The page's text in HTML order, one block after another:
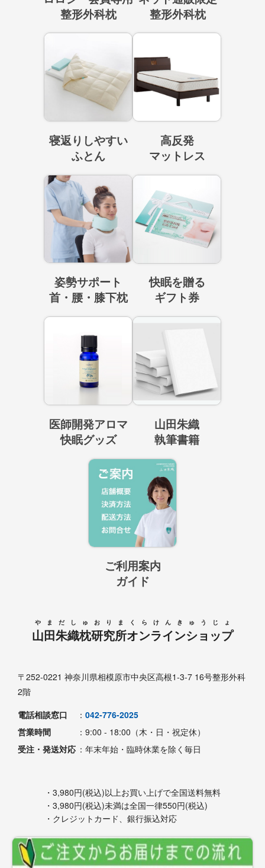
整形外科枕
整形外科枕
寝返りしやすい
ふとん
高反発
マットレス
姿勢サポート
首・腰・膝下枕
快眠を贈る
ギフト券
医師開発アロマ
快眠グッズ
山田朱織
執筆書籍
ご利用案内
ガイド
山田朱織枕研究所オンラインショップ
やまだしゅおりまくらけんきゅうじょ
〒252-0221 神奈川県相模原市中央区高根1-3-7 16号整形外科
2階
電話相談窓口
： 042-776-2025
営業時間
：9:00 - 18:00（木・日・祝定休）
受注・発送対応 ：年末年始・臨時休業を除く毎日
・3,980円(税込)以上お買い上げで全国送料無料
・3,980円(税込)未満は全国一律550円(税込)
・クレジットカード、銀行振込対応